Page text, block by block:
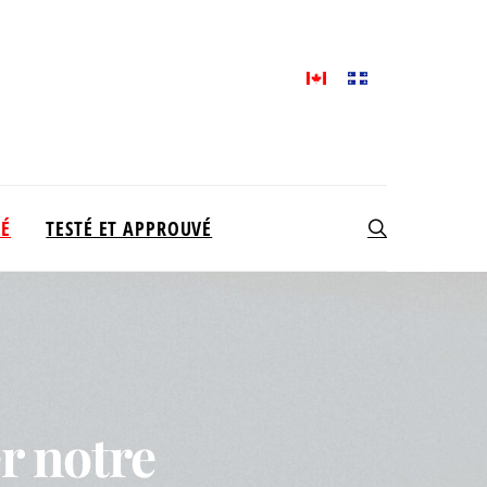
TESTÉ ET APPROUVÉ
notre